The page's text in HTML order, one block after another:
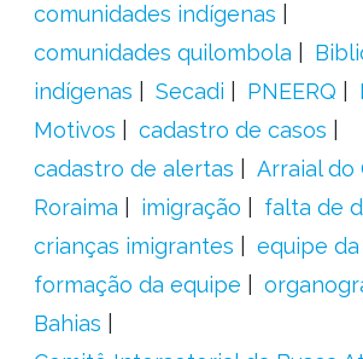
comunidades indígenas
comunidades quilombola
indígenas
Secadi PNEERQ
Motivos
cadastro de casos
cadastro de alertas
Arraial do
Roraima
imigração
falta de
crianças imigrantes
equipe da
formação da equipe
Bahias